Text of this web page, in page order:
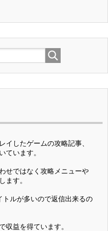
イしたゲームの攻略記事、
ています。
せではなく攻略メニューや
ます。
ルが多いので返信出来るの
収益を得ています。